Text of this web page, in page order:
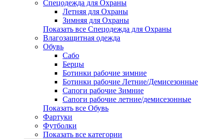
Спецодежда для Охраны
Летняя для Охраны
Зимняя для Охраны
Показать все Спецодежда для Охраны
Влагозащитная одежда
Обувь
Сабо
Берцы
Ботинки рабочие зимние
Ботинки рабочие Летние/Демисезонные
Сапоги рабочие Зимние
Сапоги рабочие летние/демисезонные
Показать все Обувь
Фартуки
Футболки
Показать все категории